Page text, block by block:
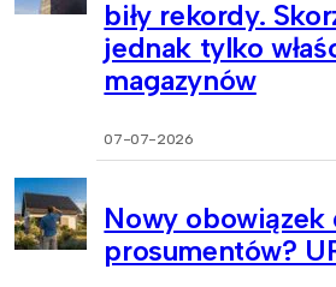
biły rekordy.
jednak tylko
magazynów
07-07-2026
Nowy obowiązek
prosumentów?